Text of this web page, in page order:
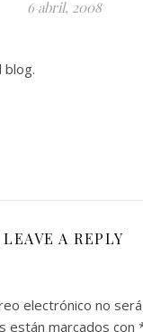
6 abril, 2008
blog.
LEAVE A REPLY
electrónico no será
están marcados con